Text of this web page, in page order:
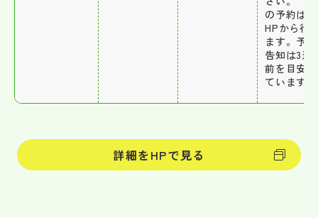
の予約は
HPから行
ます。予
告知は3週
前を目安
ています。
詳細をHPで見る